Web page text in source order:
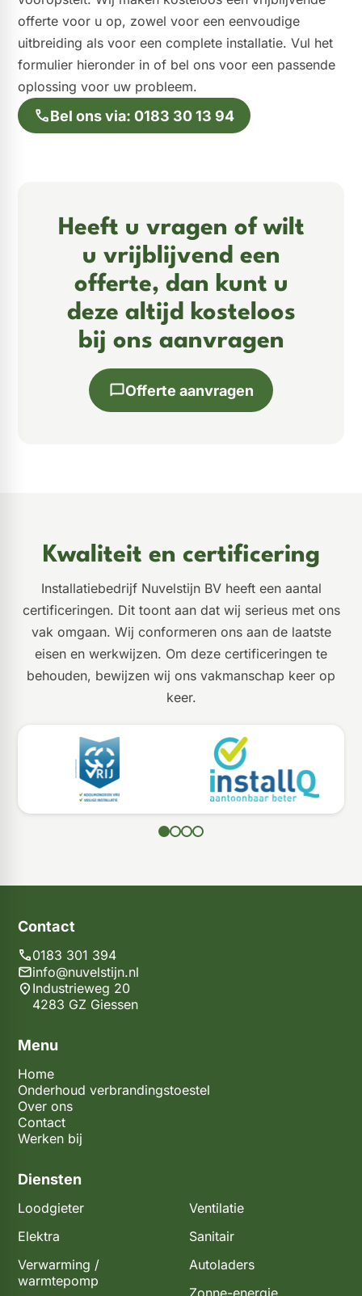
offerte voor u op, zowel voor een eenvoudige
uitbreiding als voor een complete installatie. Vul het
formulier hieronder in of bel ons voor een passende
oplossing voor uw probleem.
Bel ons via: 0183 30 13 94
Heeft u vragen of wilt
u vrijblijvend een
offerte, dan kunt u
deze altijd kosteloos
bij ons aanvragen
Offerte aanvragen
Kwaliteit en certificering
Installatiebedrijf Nuvelstijn BV heeft een aantal
certificeringen. Dit toont aan dat wij serieus met ons
vak omgaan. Wij conformeren ons aan de laatste
eisen en werkwijzen. Om deze certificeringen te
behouden, bewijzen wij ons vakmanschap keer op
keer.
Menu
Home
Onderhoud verbrandingstoestel
Over ons
Contact
Werken bij
Diensten
Loodgieter
Elektra
Verwarming /
warmtepomp
Ventilatie
Sanitair
Autoladers
Contact
0183 301 394
info@nuvelstijn.nl
Industrieweg 20
4283 GZ Giessen